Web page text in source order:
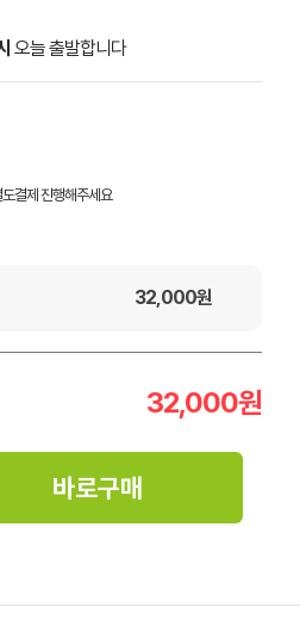
오늘 출발합니다
결제 진행해주세요
32,000원
32,000원
바로구매